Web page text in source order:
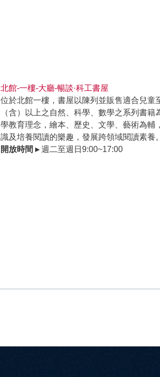
北館-一樓-大廳-暢談·科工書屋
位於北館一樓，書屋以陳列並販售適合兒童
（含）以上之自然、科學、數學之系列書籍
學教育理念，繪本、歷史、文學、藝術為輔
識及培養閱讀的樂趣，發展跨領域閱讀素養。
開放時間 ▸週二至週日9:00~17:00